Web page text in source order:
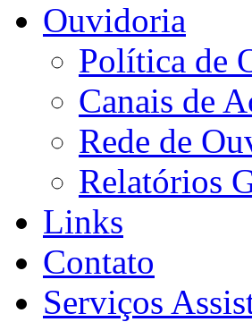
Ouvidoria
Política de
Canais de
Rede de
Relatórios
Links
Contato
Serviços